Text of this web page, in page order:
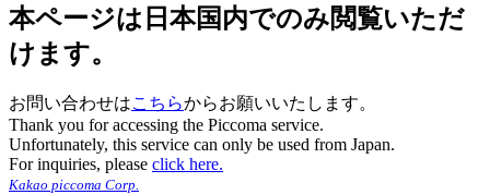
本ページは日本国内でのみ閲覧いただ
けます。
お問い合わせはこちらからお願いいたします。
Thank you for accessing the Piccoma service.
Unfortunately, this service can only be used from Japan.
For inquiries, please click here.
Kakao piccoma Corp.